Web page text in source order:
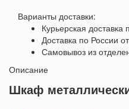
Варианты доставки:
Курьерская доставка
Доставка по России
Самовывоз из
Описание
Шкаф